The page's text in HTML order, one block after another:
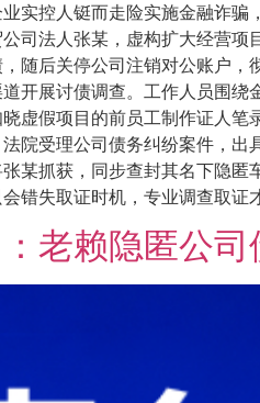
实控人铤而走险实施金融诈
司法人张某，虚构扩大经营
随后关停公司注销对公账户
开展讨债调查。工作人员围
虚假项目的前员工制作证人
院受理公司债务纠纷案件，
某抓获，同步查封其名下隐
错失取证时机，专业调查取
老赖隐匿公